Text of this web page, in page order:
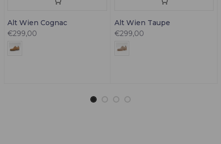
Alt Wien Cognac
€299,00
Alt Wien Taupe
€299,00